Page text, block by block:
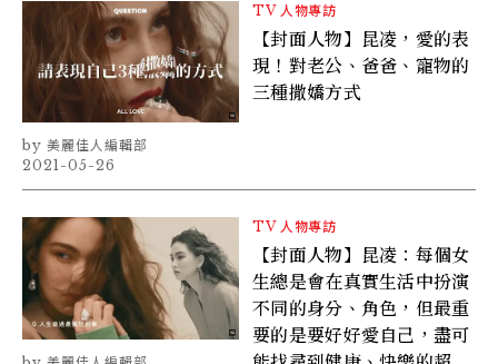
TV 人物專訪
【封面人物】昆凌，愛的表
現！對老公、爸爸、寵物的
三種撒嬌方式
美麗佳人編輯部
2021-05-26
TV 人物專訪
【封面人物】昆凌：每個女
生總是會在真實生活中扮演
不同的身分、角色，但最重
要的是要好好愛自己，盡可